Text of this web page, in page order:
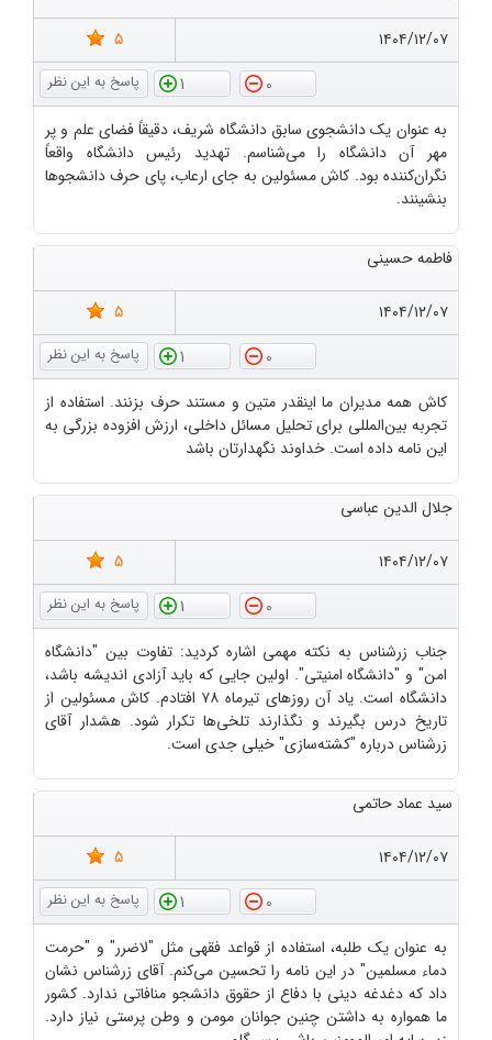
۱۴۰۴/۱۲/۰۷
5
0
1
به عنوان یک دانشجوی سابق دانشگاه شریف، دقیقاً فضای علم و پر
مهر آن دانشگاه را می‌شناسم. تهدید رئیس دانشگاه واقعاً
نگران‌کننده بود. کاش مسئولین به جای ارعاب، پای حرف دانشجوها
بنشینند.
فاطمه حسینی
۱۴۰۴/۱۲/۰۷
5
0
1
کاش همه مدیران ما اینقدر متین و مستند حرف بزنند. استفاده از
تجربه بین‌المللی برای تحلیل مسائل داخلی، ارزش افزوده بزرگی به
این نامه داده است. خداوند نگهدارتان باشد
جلال الدین عباسی
۱۴۰۴/۱۲/۰۷
5
0
1
جناب زرشناس به نکته مهمی اشاره کردید: تفاوت بین "دانشگاه
امن" و "دانشگاه امنیتی". اولین جایی که باید آزادی اندیشه باشد،
دانشگاه است. یاد آن روزهای تیرماه ۷۸ افتادم. کاش مسئولین از
تاریخ درس بگیرند و نگذارند تلخی‌ها تکرار شود. هشدار آقای
زرشناس درباره "کشته‌سازی" خیلی جدی است.
سید عماد حاتمی
۱۴۰۴/۱۲/۰۷
5
0
1
به عنوان یک طلبه، استفاده از قواعد فقهی مثل "لاضرر" و "حرمت
دماء مسلمین" در این نامه را تحسین می‌کنم. آقای زرشناس نشان
داد که دغدغه دینی با دفاع از حقوق دانشجو منافاتی ندارد. کشور
ما همواره به داشتن چنین جوانان مومن و وطن پرستی نیاز دارد.